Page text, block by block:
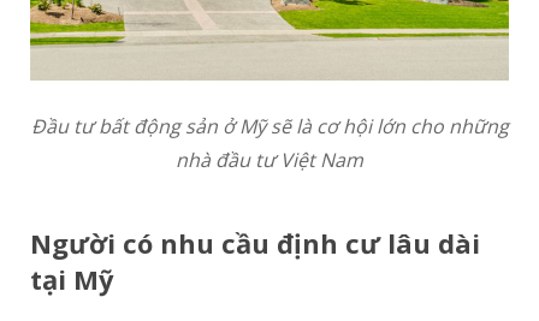
Đầu tư bất động sản ở Mỹ sẽ là cơ hội lớn cho những
nhà đầu tư Việt Nam
Người có nhu cầu định cư lâu dài
tại Mỹ